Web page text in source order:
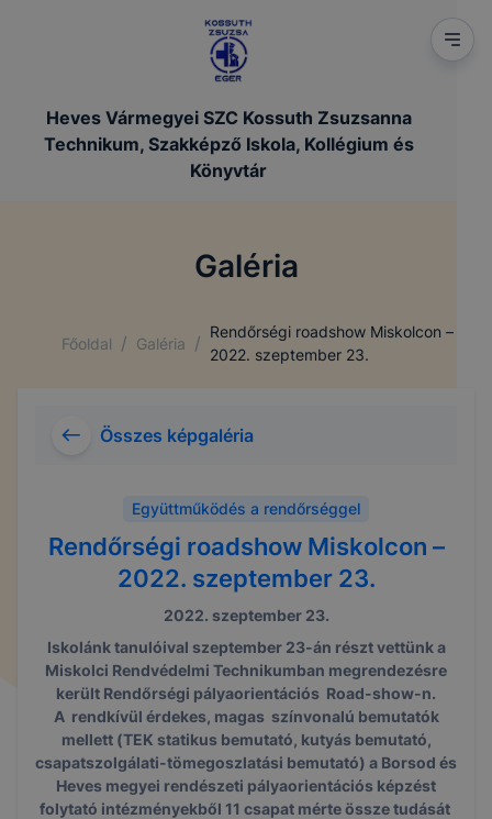
Heves Vármegyei SZC Kossuth Zsuzsanna
Technikum, Szakképző Iskola, Kollégium és
Könyvtár
Galéria
Főoldal / Galéria /
Rendőrségi roadshow Miskolcon –
2022. szeptember 23.
Összes képgaléria
Együttműködés a rendőrséggel
Rendőrségi roadshow Miskolcon –
2022. szeptember 23.
2022. szeptember 23.
Iskolánk tanulóival szeptember 23-án részt vettünk a
Miskolci Rendvédelmi Technikumban megrendezésre
került Rendőrségi pályaorientációs Road-show-n.
A rendkívül érdekes, magas színvonalú bemutatók
mellett (TEK statikus bemutató, kutyás bemutató,
csapatszolgálati-tömegoszlatási bemutató) a Borsod és
Heves megyei rendészeti pályaorientációs képzést
folytató intézményekből 11 csapat mérte össze tudását